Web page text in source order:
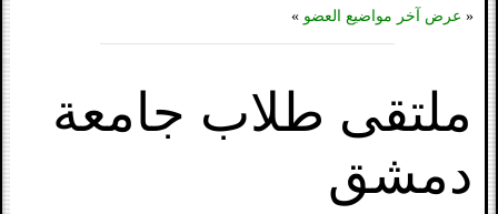
« عرض آخر مواضيع العضو »
ملتقى طلاب جامعة
دمشق